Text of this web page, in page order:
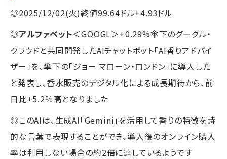
◎2025/12/02(火)終値99.64ドル+4.93ドル
◎アルファベット＜GOOGL＞+0.29%傘下のグーグル・
クラウドと共同開発したAIチャットボット「AI香りアドバイ
ザー」を、傘下の「ジョー マローン・ロンドン」に導入した
と発表し、香水販売のデジタル化による成長期待から、前
日比+5.2％高となりました
◎このAIは、生成AI「Gemini」を活用して香りの特徴を詩
的な言葉で表現することができ、導入後のオンライン購入
率は利用しない場合の約2倍に達しているようです